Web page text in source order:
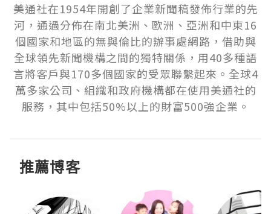
美通社在1954年開創了企業新聞稿發佈行業的先
河，通過分佈在南北美洲、歐洲、亞洲和中東16
個國家和地區的無與倫比的辦事處網路，借助與
全球領先新聞機構之間的獨特關係，用40多種語
言將客戶與170多個國家的受眾聯繫起來。全球4
萬多家公司、組織和政府機構都在使用美通社的
服務，其中包括50%以上的財富500強企業。
推薦博客